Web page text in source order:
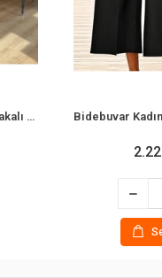
Bidebuvar Kadın Kısa Kollu Yakalı Onu Düğmeli File Detaylı Modal Ceket Ve Pantolon Ikili Tanım